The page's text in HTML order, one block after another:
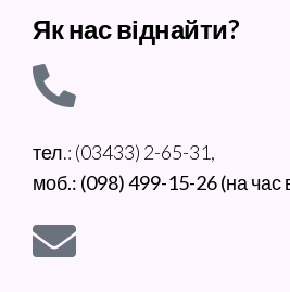
Як нас віднайти?
тел.: (03433) 2-65-31,
моб.: (098) 499-15-26 (на час